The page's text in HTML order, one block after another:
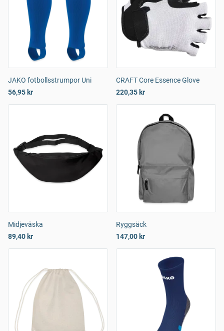
JAKO fotbollsstrumpor Uni
56,95 kr
CRAFT Core Essence Glove
220,35 kr
Midjeväska
89,40 kr
Ryggsäck
147,00 kr